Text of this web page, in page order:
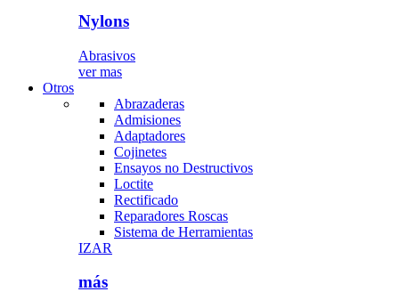
Nylons
Abrasivos
ver mas
Otros
Abrazaderas
Admisiones
Adaptadores
Cojinetes
Ensayos no Destructivos
Loctite
Rectificado
Reparadores Roscas
Sistema de Herramientas
IZAR
más